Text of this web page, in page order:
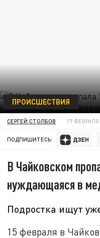
ПРОИСШЕСТВИЯ
СЕРГЕЙ СТОЛБОВ 17 ФЕВРАЛЯ
ПОДПИШИТЕСЬ:
В Чайковском
нуждающаяся в
Подростка ищут
15 февраля в